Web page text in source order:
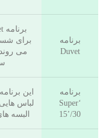
برنامه
Duvet
برای
برنامه
‘Super
15’/30
این
لباس
البسه